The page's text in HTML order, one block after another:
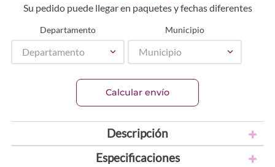
Su pedido puede llegar en paquetes y fechas diferentes
Departamento
Departamento
Municipio
Municipio
Calcular envío
Descripción
Especificaciones